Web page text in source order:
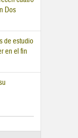
Dos
de estudio
en el fin